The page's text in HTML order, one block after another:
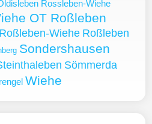
Rossleben-Wiehe
OT Roßleben
Roßleben-Wiehe Roßleben
Sondershausen
Sömmerda
Wiehe